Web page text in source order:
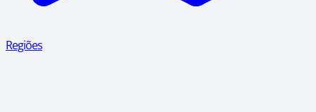
Regiões